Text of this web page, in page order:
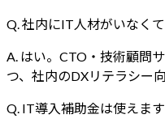
Q. 社内にIT人材がいなく
A. はい。CTO・技術顧問
つ、社内のDXリテラシー
Q. IT導入補助金は使えま